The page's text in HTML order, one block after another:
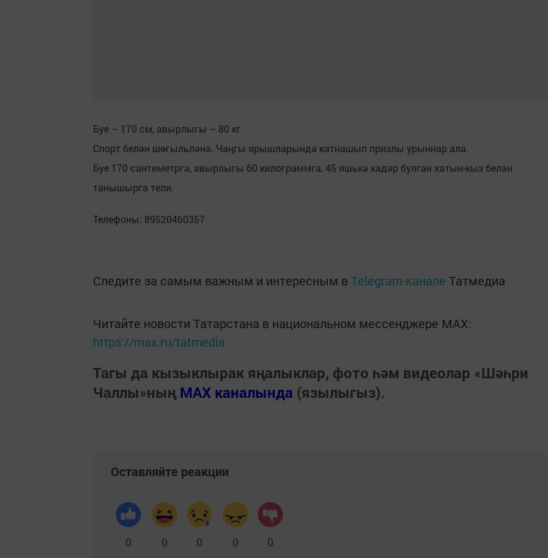
Буе – 170 см, авырлыгы – 80 кг.
Спорт белән шөгыльләнә. Чаңгы ярышларында катнашып призлы урыннар ала.
Буе 170 сантиметрга, авырлыгы 60 килограммга, 45 яшькә кадәр булган хатын-кыз белән
танышырга тели.
Телефоны: 89520460357
Следите за самым важным и интересным в Telegram-канале Татмедиа
Читайте новости Татарстана в национальном мессенджере MАХ:
https://max.ru/tatmedia
Тагы да кызыклырак яңалыклар, фото һәм видеолар «Шәһри
Чаллы»ның MAX каналында (язылыгыз).
Оставляйте реакции
0 0 0 0 0